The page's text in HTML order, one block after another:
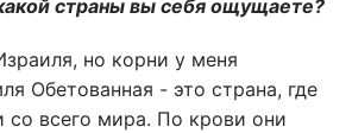
страны вы себя ощущаете?
но корни у меня
Обетованная - это страна, где
со всего мира. По крови они